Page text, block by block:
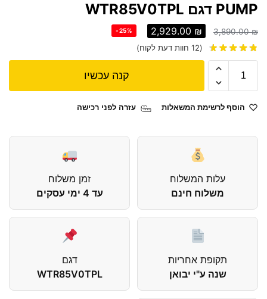
PUMP דגם WTR85V0TPL
3,890.00₪
2,929.00 ₪
-25%
(
12 חוות דעת לקוח)
קנה עכשיו
הוסף לרשימת המשאלות עזרה לפני רכישה
עלות המשלוח
משלוח חינם
זמן משלוח
עד 4 ימי עסקים
תקופת אחריות
שנה ע"י יבואן
דגם
WTR85V0TPL